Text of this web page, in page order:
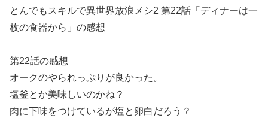
とんでもスキルで異世界放浪メシ2 第22話「ディナーは一
枚の食器から」の感想
第22話の感想
オークのやられっぷりが良かった。
塩釜とか美味しいのかね？
肉に下味をつけているが塩と卵白だろう？